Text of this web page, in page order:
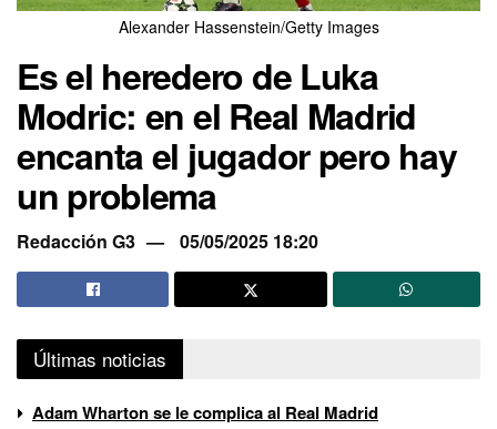
Alexander Hassenstein/Getty Images
Es el heredero de Luka
Modric: en el Real Madrid
encanta el jugador pero hay
un problema
Redacción G3 05/05/2025 18:20
Últimas noticias
Adam Wharton se le complica al Real Madrid